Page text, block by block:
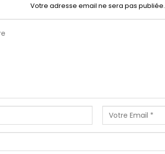
Votre adresse email ne sera pas publiée.